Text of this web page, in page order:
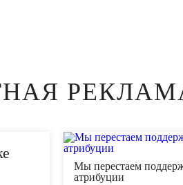
Мы перестаем
атрибуции